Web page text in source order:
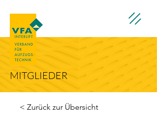
MITGLIEDER
< Zurück zur Übersicht